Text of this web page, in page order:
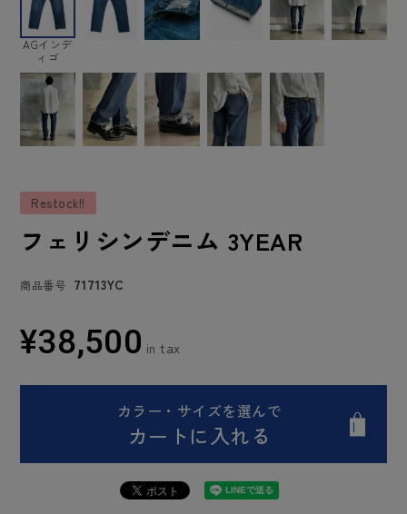
AGインデ
ィゴ
Restock!!
フェリシンデニム 3YEAR
商品番号 71713YC
¥38,500
カラー・サイズを選んで
カートに入れる